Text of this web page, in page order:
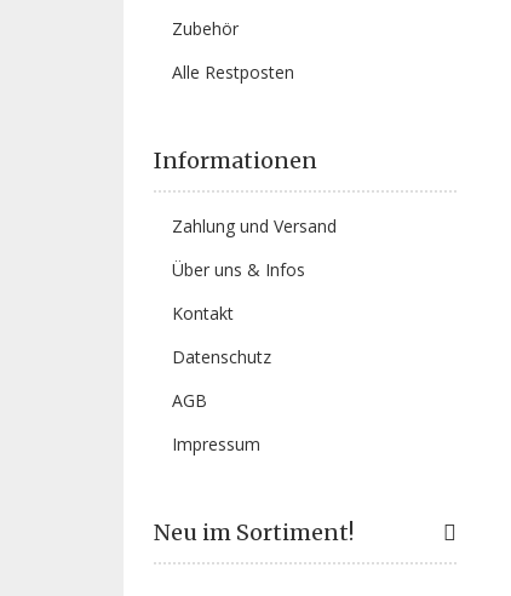
Zubehör
Alle Restposten
Informationen
Zahlung und Versand
Über uns & Infos
Kontakt
Datenschutz
AGB
Impressum
Neu im Sortiment!